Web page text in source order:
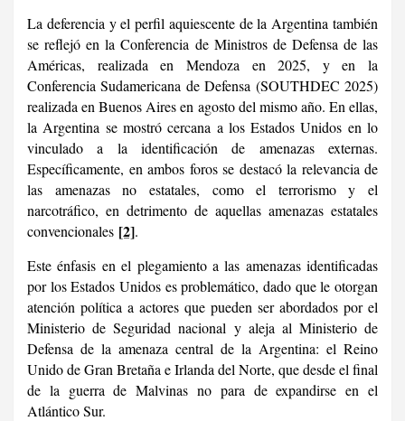
La deferencia y el perfil aquiescente de la Argentina también
se reflejó en la Conferencia de Ministros de Defensa de las
Américas, realizada en Mendoza en 2025, y en la
Conferencia Sudamericana de Defensa (SOUTHDEC 2025)
realizada en Buenos Aires en agosto del mismo año. En ellas,
la Argentina se mostró cercana a los Estados Unidos en lo
vinculado a la identificación de amenazas externas.
Específicamente, en ambos foros se destacó la relevancia de
las amenazas no estatales, como el terrorismo y el
narcotráfico, en detrimento de aquellas amenazas estatales
convencionales [2].
Este énfasis en el plegamiento a las amenazas identificadas
por los Estados Unidos es problemático, dado que le otorgan
atención política a actores que pueden ser abordados por el
Ministerio de Seguridad nacional y aleja al Ministerio de
Defensa de la amenaza central de la Argentina: el Reino
Unido de Gran Bretaña e Irlanda del Norte, que desde el final
de la guerra de Malvinas no para de expandirse en el
Atlántico Sur.